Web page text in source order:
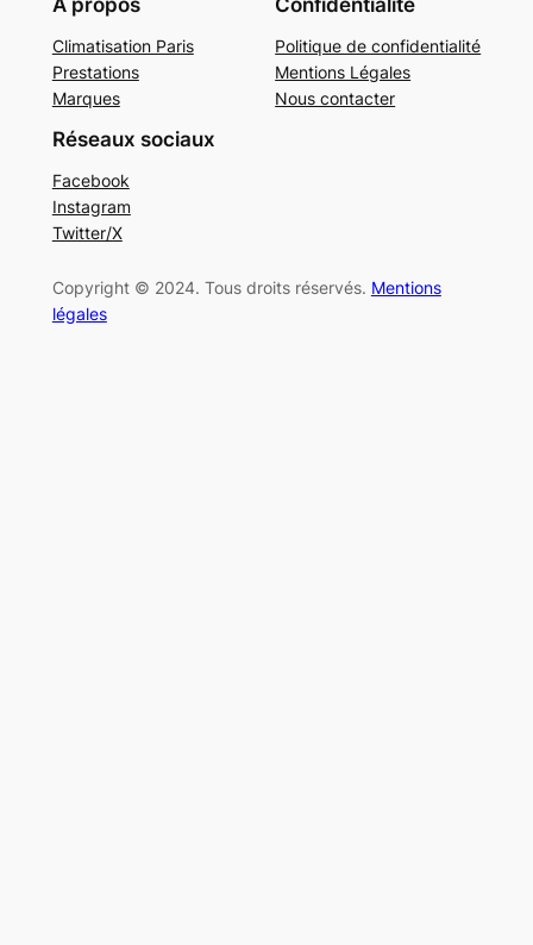
Climatisation Paris
Prestations
Marques
Politique de confidentialité
Mentions Légales
Nous contacter
Réseaux sociaux
Facebook
Instagram
Twitter/X
Copyright © 2024. Tous droits réservés. Mentions
légales